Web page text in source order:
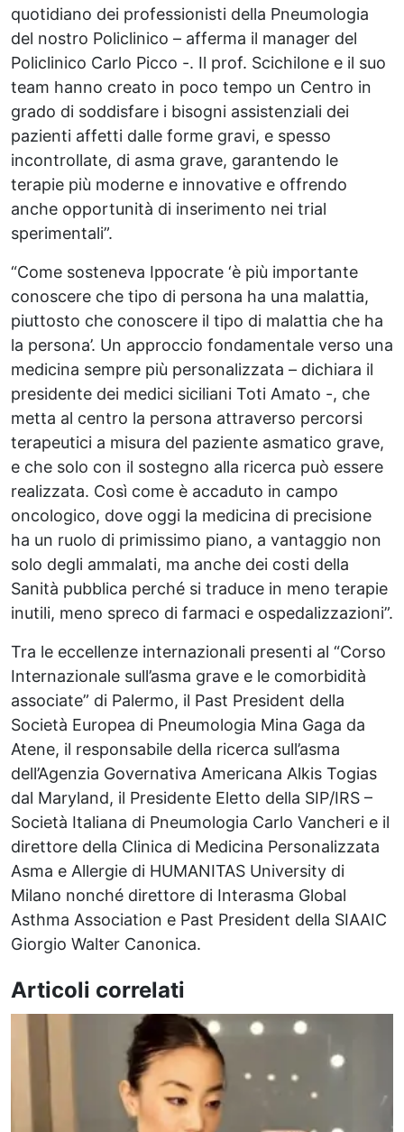
quotidiano dei professionisti della Pneumologia
del nostro Policlinico – afferma il manager del
Policlinico Carlo Picco -. Il prof. Scichilone e il suo
team hanno creato in poco tempo un Centro in
grado di soddisfare i bisogni assistenziali dei
pazienti affetti dalle forme gravi, e spesso
incontrollate, di asma grave, garantendo le
terapie più moderne e innovative e offrendo
anche opportunità di inserimento nei trial
sperimentali”.
“Come sosteneva Ippocrate ‘è più importante
conoscere che tipo di persona ha una malattia,
piuttosto che conoscere il tipo di malattia che ha
la persona’. Un approccio fondamentale verso una
medicina sempre più personalizzata – dichiara il
presidente dei medici siciliani Toti Amato -, che
metta al centro la persona attraverso percorsi
terapeutici a misura del paziente asmatico grave,
e che solo con il sostegno alla ricerca può essere
realizzata. Così come è accaduto in campo
oncologico, dove oggi la medicina di precisione
ha un ruolo di primissimo piano, a vantaggio non
solo degli ammalati, ma anche dei costi della
Sanità pubblica perché si traduce in meno terapie
inutili, meno spreco di farmaci e ospedalizzazioni”.
Tra le eccellenze internazionali presenti al “Corso
Internazionale sull’asma grave e le comorbidità
associate” di Palermo, il Past President della
Società Europea di Pneumologia Mina Gaga da
Atene, il responsabile della ricerca sull’asma
dell’Agenzia Governativa Americana Alkis Togias
dal Maryland, il Presidente Eletto della SIP/IRS –
Società Italiana di Pneumologia Carlo Vancheri e il
direttore della Clinica di Medicina Personalizzata
Asma e Allergie di HUMANITAS University di
Milano nonché direttore di Interasma Global
Asthma Association e Past President della SIAAIC
Giorgio Walter Canonica.
Articoli correlati